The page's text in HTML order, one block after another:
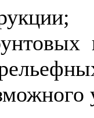
е
можного